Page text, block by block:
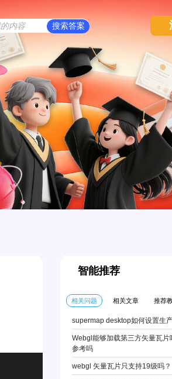
智能推荐
相关问题 相关文章 推荐
supermap desktop如何设置生
Webgl能够加载第三方矢量瓦片
参考吗
webgl 矢量瓦片只支持19级吗？